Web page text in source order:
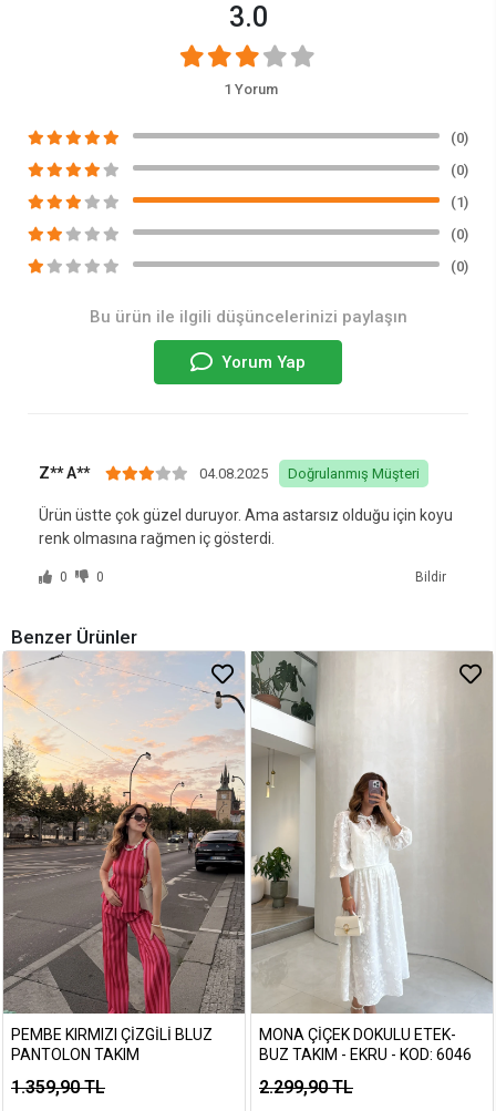
3.0
1 Yorum
(0)
(0)
(1)
(0)
(0)
Bu ürün ile ilgili düşüncelerinizi paylaşın
Yorum Yap
Z** A** 04.08.2025 Doğrulanmış Müşteri
Ürün üstte çok güzel duruyor. Ama astarsız olduğu için koyu
renk olmasına rağmen iç gösterdi.
0 0 Bildir
Benzer Ürünler
PEMBE KIRMIZI ÇIZGILI BLUZ
PANTOLON TAKIM
1.359,90 TL
MONA ÇIÇEK DOKULU ETEK-
BUZ TAKIM - EKRU - KOD: 6046
2.299,90 TL